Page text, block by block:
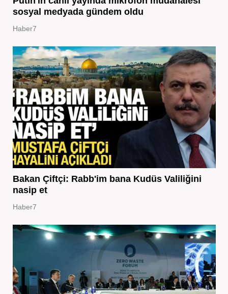
sosyal medyada gündem oldu
Haber7
Bakan Çiftçi: Rabb'im bana Kudüs Valiliğini
nasip et
Haber7